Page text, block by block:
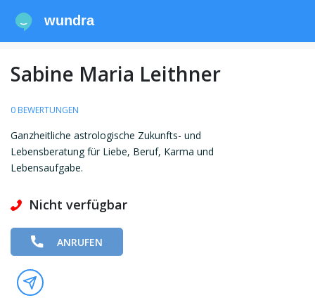
wundra
Sabine Maria Leithner
0 BEWERTUNGEN
Ganzheitliche astrologische Zukunfts- und
Lebensberatung für Liebe, Beruf, Karma und
Lebensaufgabe.
Nicht verfügbar
ANRUFEN